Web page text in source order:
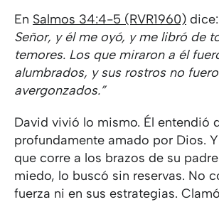
En Salmos 34:4-5 (RVR1960) dice:
Señor, y él me oyó, y me libró de
temores. Los que miraron a él
alumbrados, y sus rostros no
avergonzados.”
David vivió lo mismo. Él entendió
profundamente amado por Dios.
que corre a los brazos de su
miedo, lo buscó sin reservas. No
fuerza ni en sus estrategias.